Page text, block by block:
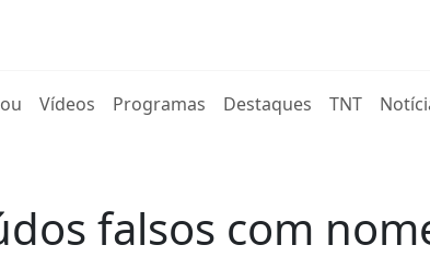
Vídeos Programas Destaques TNT
falsos com